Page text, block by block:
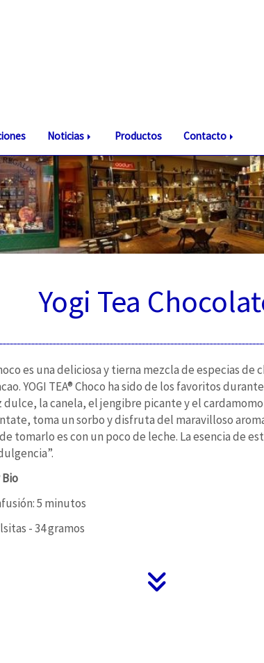
Noticias Productos Contacto
Yogi Tea
es una deliciosa y tierna mezcla de especias de
YOGI TEA® Choco ha sido de los favoritos
dulce, la canela, el jengibre picante y el
toma un sorbo y disfruta del maravilloso
tomarlo es con un poco de leche. La esencia de
5 minutos
- 34 gramos